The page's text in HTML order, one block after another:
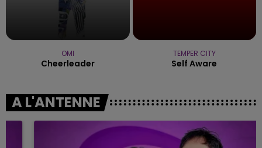
OMI
Cheerleader
TEMPER CITY
Self Aware
A L'ANTENNE